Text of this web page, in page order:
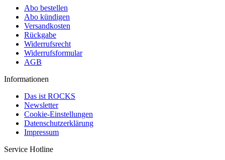
Abo bestellen
Abo kündigen
Versandkosten
Rückgabe
Widerrufsrecht
Widerrufsformular
AGB
Informationen
Das ist ROCKS
Newsletter
Cookie-Einstellungen
Datenschutzerklärung
Impressum
Service Hotline